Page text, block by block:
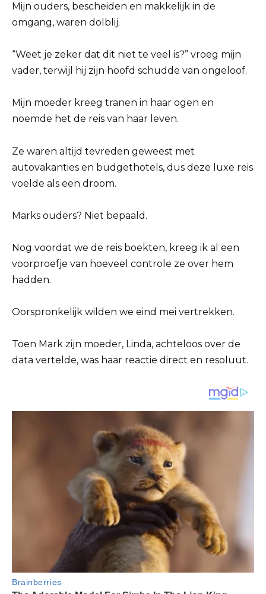
Mijn ouders, bescheiden en makkelijk in de
omgang, waren dolblij.
“Weet je zeker dat dit niet te veel is?” vroeg mijn
vader, terwijl hij zijn hoofd schudde van ongeloof.
Mijn moeder kreeg tranen in haar ogen en
noemde het de reis van haar leven.
Ze waren altijd tevreden geweest met
autovakanties en budgethotels, dus deze luxe reis
voelde als een droom.
Marks ouders? Niet bepaald.
Nog voordat we de reis boekten, kreeg ik al een
voorproefje van hoeveel controle ze over hem
hadden.
Oorspronkelijk wilden we eind mei vertrekken.
Toen Mark zijn moeder, Linda, achteloos over de
data vertelde, was haar reactie direct en resoluut.